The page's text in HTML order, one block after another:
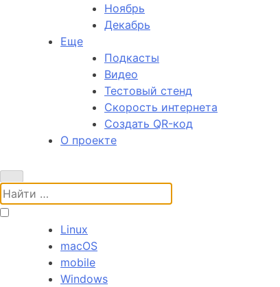
Ноябрь
Декабрь
Еще
Подкасты
Видео
Тестовый стенд
Скорость интернета
Создать QR-код
О проекте
Поиск:
Linux
macOS
mobile
Windows